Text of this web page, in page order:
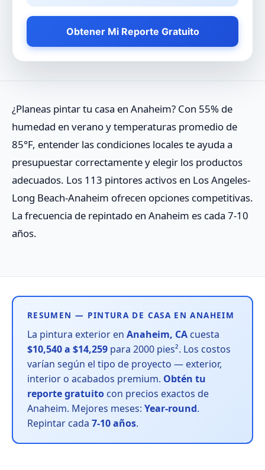
Obtener Mi Reporte Gratuito
¿Planeas pintar tu casa en Anaheim? Con 55% de
humedad en verano y temperaturas promedio de
85°F, entender las condiciones locales te ayuda a
presupuestar correctamente y elegir los productos
adecuados. Los 113 pintores activos en Los Angeles-
Long Beach-Anaheim ofrecen opciones competitivas.
La frecuencia de repintado en Anaheim es cada 7-10
años.
RESUMEN — PINTURA DE CASA EN ANAHEIM
La pintura exterior en Anaheim, CA cuesta
$10,540 a $14,259 para 2000 pies². Los costos
varían según el tipo de proyecto — exterior,
interior o acabados premium. Obtén tu
reporte gratuito con precios exactos de
Anaheim. Mejores meses: Year-round.
Repintar cada 7-10 años.